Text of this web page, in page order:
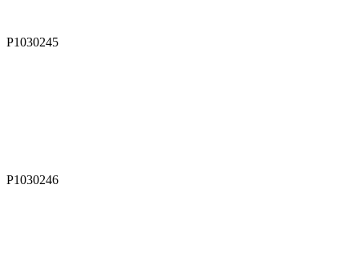
P1030245
P1030246